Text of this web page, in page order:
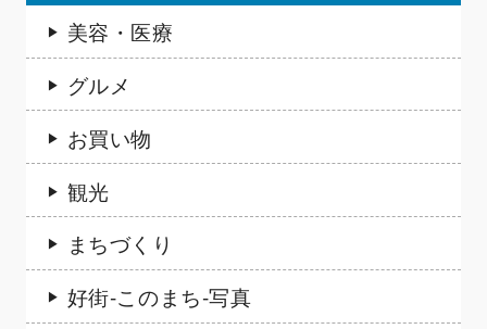
美容・医療
グルメ
お買い物
観光
まちづくり
好街-このまち-写真